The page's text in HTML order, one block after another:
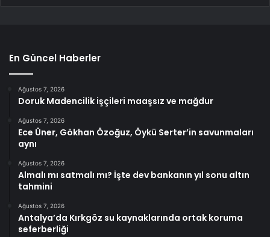
En Güncel Haberler
Ağustos 7, 2026
Doruk Madencilik işçileri maaşsız ve mağdur
Ağustos 7, 2026
Ece Üner, Gökhan Özoğuz, Öykü Serter’in savunmaları
aynı
Ağustos 7, 2026
Almalı mı satmalı mı? İşte dev bankanın yıl sonu altın
tahmini
Ağustos 7, 2026
Antalya’da Kırkgöz su kaynaklarında ortak koruma
seferberliği